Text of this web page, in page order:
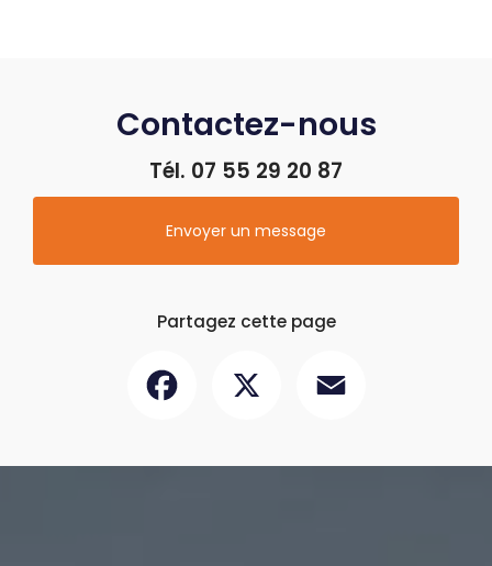
Contactez-nous
Tél. 07 55 29 20 87
Envoyer un message
Partagez cette page